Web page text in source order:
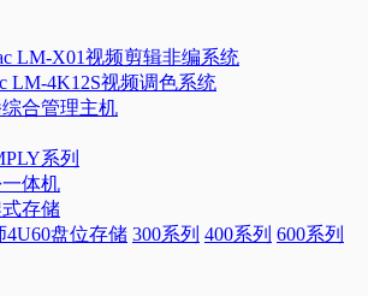
LM-X01视频剪辑非编系统
LM-4K12S视频调色系统
合管理主机
系列
体机
存储
4U60盘位存储 300系列 400系列 600系列